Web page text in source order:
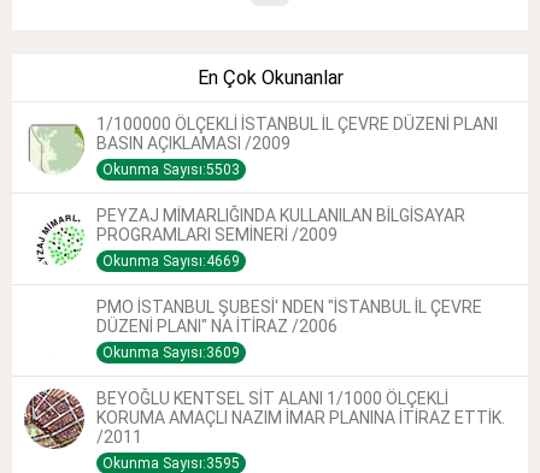
En Çok Okunanlar
1/100000 ÖLÇEKLİ İSTANBUL İL ÇEVRE DÜZENİ PLANI
BASIN AÇIKLAMASI /2009
Okunma Sayısı:5503
PEYZAJ MİMARLIĞINDA KULLANILAN BİLGİSAYAR
PROGRAMLARI SEMİNERİ /2009
Okunma Sayısı:4669
PMO İSTANBUL ŞUBESİ' NDEN "İSTANBUL İL ÇEVRE
DÜZENİ PLANI" NA İTİRAZ /2006
Okunma Sayısı:3609
BEYOĞLU KENTSEL SİT ALANI 1/1000 ÖLÇEKLİ
KORUMA AMAÇLI NAZIM İMAR PLANINA İTİRAZ ETTİK.
/2011
Okunma Sayısı:3595